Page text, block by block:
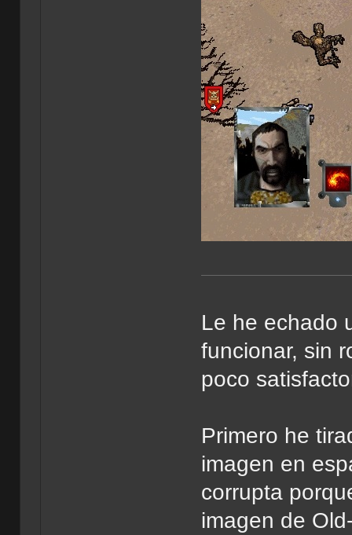
Le he echado
funcionar, sin
poco
Primero he
imagen en
corrupta
imagen de